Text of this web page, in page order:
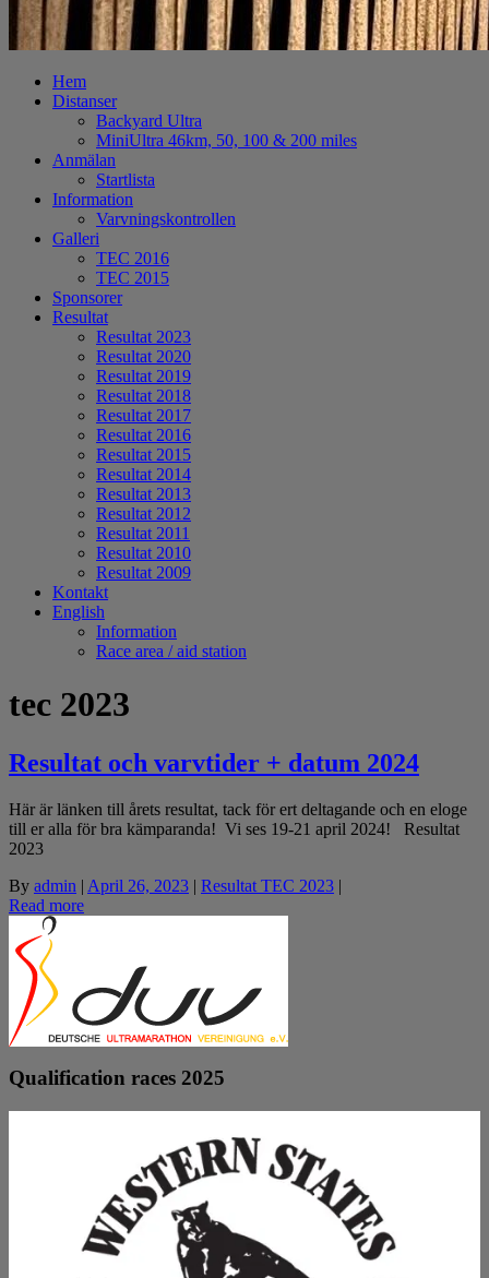
Hem
Distanser
Backyard Ultra
MiniUltra 46km, 50, 100 & 200 miles
Anmälan
Startlista
Information
Varvningskontrollen
Galleri
TEC 2016
TEC 2015
Sponsorer
Resultat
Resultat 2023
Resultat 2020
Resultat 2019
Resultat 2018
Resultat 2017
Resultat 2016
Resultat 2015
Resultat 2014
Resultat 2013
Resultat 2012
Resultat 2011
Resultat 2010
Resultat 2009
Kontakt
English
Information
Race area / aid station
tec 2023
Resultat och varvtider + datum 2024
Här är länken till årets resultat, tack för ert deltagande och en eloge
till er alla för bra kämparanda! Vi ses 19-21 april 2024! Resultat
2023
By admin | April 26, 2023 | Resultat TEC 2023 |
Read more
Qualification races 2025